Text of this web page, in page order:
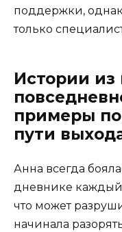
поддержки,
только
Истории из
примеры
пути
Анна всегда
дневнике каждый
что может
начинала